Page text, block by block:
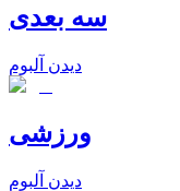
سه بعدی
دیدن آلبوم
ورزشی
دیدن آلبوم